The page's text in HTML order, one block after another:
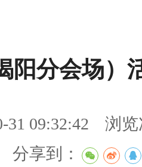
阳分会场）
31 09:32:42 浏览
分享到：